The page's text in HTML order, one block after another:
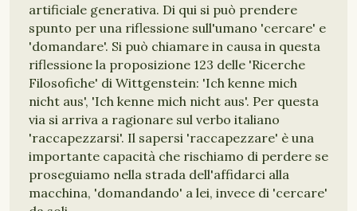
artificiale generativa. Di qui si può prendere
spunto per una riflessione sull'umano 'cercare' e
'domandare'. Si può chiamare in causa in questa
riflessione la proposizione 123 delle 'Ricerche
Filosofiche' di Wittgenstein: 'Ich kenne mich
nicht aus', 'Ich kenne mich nicht aus'. Per questa
via si arriva a ragionare sul verbo italiano
'raccapezzarsi'. Il sapersi 'raccapezzare' è una
importante capacità che rischiamo di perdere se
proseguiamo nella strada dell'affidarci alla
macchina, 'domandando' a lei, invece di 'cercare'